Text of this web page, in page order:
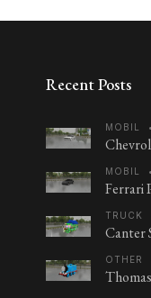
Recent Posts
MOBIL •
MOBIL •
Ferrari
TRUCK
Canter
OTHER
Thomas